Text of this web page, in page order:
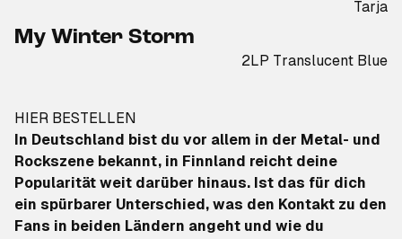
Tarja
My Winter Storm
2LP Translucent Blue
HIER BESTELLEN
In Deutschland bist du vor allem in der Metal- und
Rockszene bekannt, in Finnland reicht deine
Popularität weit darüber hinaus. Ist das für dich
ein spürbarer Unterschied, was den Kontakt zu den
Fans in beiden Ländern angeht und wie du